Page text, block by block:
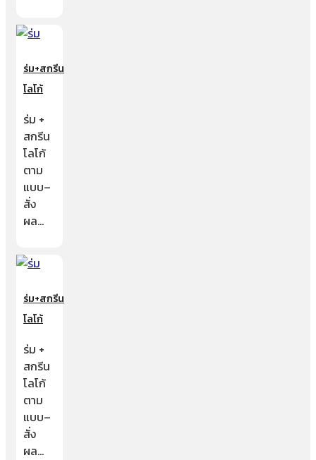
ร่ม+สกรีน
โลโก้
ร่ม +
สกรีน
โลโก้
ตาม
แบบ–
สั่ง
ผล…
ร่ม+สกรีน
โลโก้
ร่ม +
สกรีน
โลโก้
ตาม
แบบ–
สั่ง
ผล…